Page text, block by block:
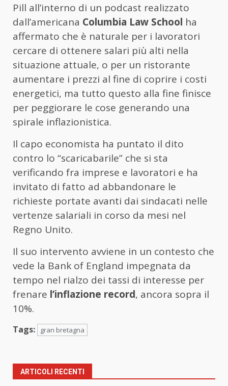
Pill all’interno di un podcast realizzato
dall’americana Columbia Law School ha
affermato che è naturale per i lavoratori
cercare di ottenere salari più alti nella
situazione attuale, o per un ristorante
aumentare i prezzi al fine di coprire i costi
energetici, ma tutto questo alla fine finisce
per peggiorare le cose generando una
spirale inflazionistica.
Il capo economista ha puntato il dito
contro lo “scaricabarile” che si sta
verificando fra imprese e lavoratori e ha
invitato di fatto ad abbandonare le
richieste portate avanti dai sindacati nelle
vertenze salariali in corso da mesi nel
Regno Unito.
Il suo intervento avviene in un contesto che
vede la Bank of England impegnata da
tempo nel rialzo dei tassi di interesse per
frenare l’inflazione record, ancora sopra il
10%.
Tags: gran bretagna
ARTICOLI RECENTI